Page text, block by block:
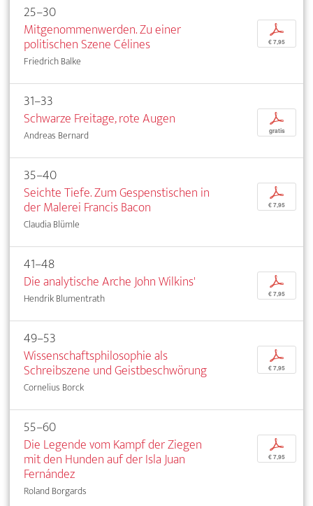
25–30
Mitgenommenwerden. Zu einer
politischen Szene Célines
Friedrich Balke
p
€ 7,95
31–33
Schwarze Freitage, rote Augen
Andreas Bernard
p
gratis
35–40
Seichte Tiefe. Zum Gespenstischen in
der Malerei Francis Bacon
Claudia Blümle
p
€ 7,95
41–48
Die analytische Arche John Wilkins'
Hendrik Blumentrath
p
€ 7,95
49–53
Wissenschaftsphilosophie als
Schreibszene und Geistbeschwörung
Cornelius Borck
p
€ 7,95
55–60
Die Legende vom Kampf der Ziegen
mit den Hunden auf der Isla Juan
Fernández
Roland Borgards
p
€ 7,95